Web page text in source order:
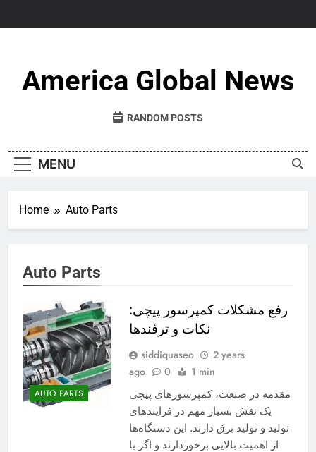
America Global News
RANDOM POSTS
MENU
Home Auto Parts
Auto Parts
AUTO PARTS
رفع مشکلات کمپرسور پیچی:
نکات و ترفندها
siddiquaseo
2 years
ago
0 1 min
مقدمه در صنعت، کمپرسورهای پیچی
یک نقش بسیار مهم در فرایندهای
تولید و تولید برق دارند. این دستگاه‌ها
از اهمیت بالایی برخوردارند و اگر با